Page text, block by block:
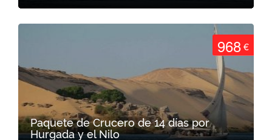
968€
Paquete de Crucero de 14 días por
Hurgada y el Nilo